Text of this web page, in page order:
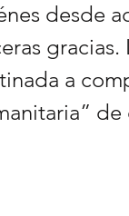
desde
a
de